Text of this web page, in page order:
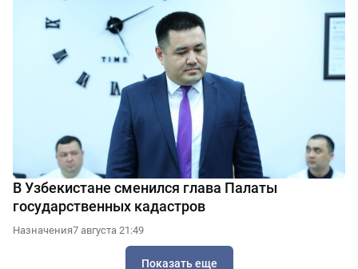
В Узбекистане сменился глава Палаты
государственных кадастров
Назначения7 августа 21:49
Показать еще